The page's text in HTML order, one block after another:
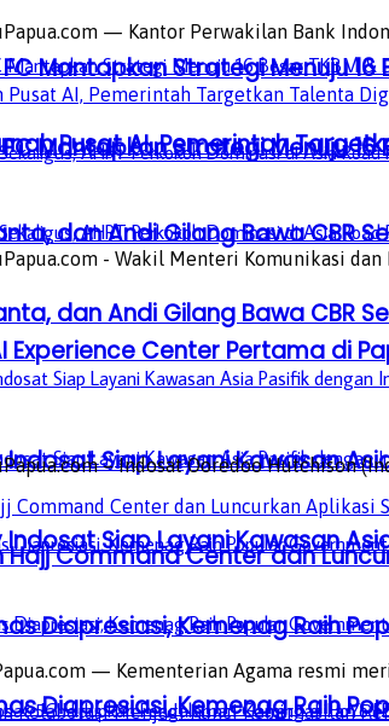
Mantapkan Strategi Menuju 16
dan Andi Gilang Bawa CBR
Indosat Siap Layani Kawasan
Diapresiasi, Kemenag Raih
Mantapkan Strategi Menuju 16
dan Andi Gilang Bawa CBR
Indosat Siap Layani Kawasan
Diapresiasi, Kemenag Raih
— Kantor Perwakilan Bank
Pusat AI, Pemerintah
- Wakil Menteri Komunikasi
Experience Center Pertama di
– Indosat Ooredoo Hutchison
Hajj Command Center dan
— Kementerian Agama resmi